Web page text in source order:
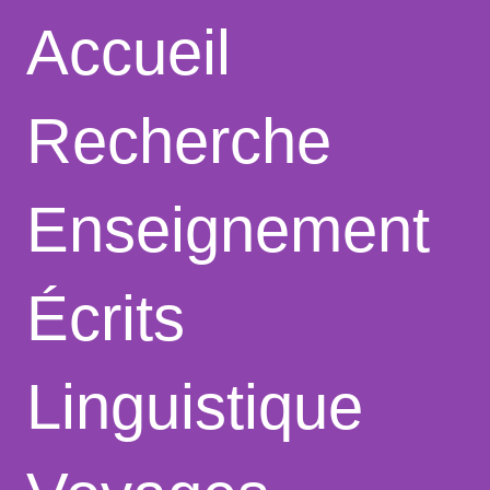
Accueil
Recherche
Enseignement
Écrits
Linguistique
Le Web